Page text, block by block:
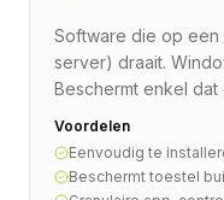
Software die op een
server) draait.
Beschermt enkel dat
Voordelen
Eenvoudig te
Beschermt toestel